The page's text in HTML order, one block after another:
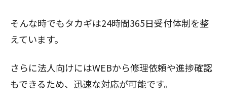
そんな時でもタカギは24時間365日受付体制を整
えています。
さらに法人向けにはWEBから修理依頼や進捗確認
もできるため、迅速な対応が可能です。